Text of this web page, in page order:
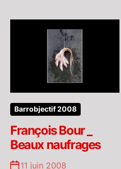
Barrobjectif 2008
François Bour _
Beaux naufrages
11 juin 2008